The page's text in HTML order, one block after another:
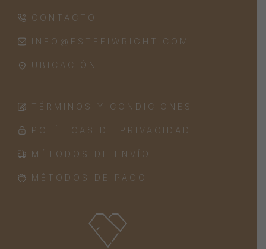
CONTACTO
INFO@ESTEFIWRIGHT.COM
UBICACIÓN
TÉRMINOS Y CONDICIONES
POLÍTICAS DE PRIVACIDAD
MÉTODOS DE ENVÍO
MÉTODOS DE PAGO